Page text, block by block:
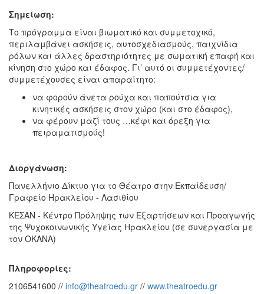
Σημείωση:
Το πρόγραμμα είναι βιωματικό και συμμετοχικό,
περιλαμβάνει ασκήσεις, αυτοσχεδιασμούς, παιχνίδια
ρόλων και άλλες δραστηριότητες με σωματική επαφή και
κίνηση στο χώρο και έδαφος. Γι’ αυτό οι συμμετέχοντες/
συμμετέχουσες είναι απαραίτητο:
να φορούν άνετα ρούχα και παπούτσια για
κινητικές ασκήσεις στον χώρο (και στο έδαφος),
να φέρουν μαζί τους …κέφι και όρεξη για
πειραματισμούς!
Διοργάνωση:
Πανελλήνιο Δίκτυο για το Θέατρο στην Εκπαίδευση/
Γραφείο Ηρακλείου - Λασιθίου
ΚΕΣΑΝ - Κέντρο Πρόληψης των Εξαρτήσεων και Προαγωγής
της Ψυχοκοινωνικής Υγείας Ηρακλείου (σε συνεργασία με
τον ΟΚΑΝΑ)
Πληροφορίες:
2106541600 // info@theatroedu.gr // www.theatroedu.gr